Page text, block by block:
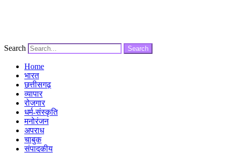
Search Search
Home
भारत
छत्तीसगढ़
व्यापार
रोजगार
धर्म-संस्कृति
मनोरंजन
अपराध
चाबुक
संपादकीय